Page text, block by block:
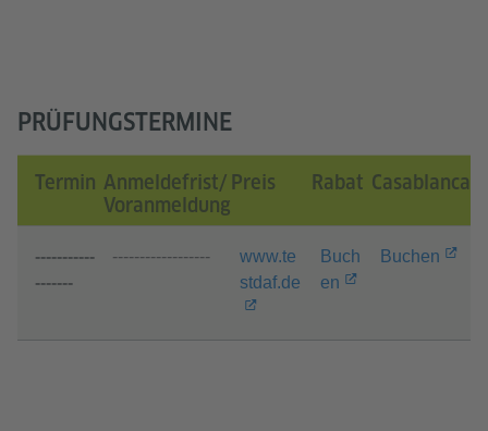
PRÜFUNGSTERMINE
Termin Anmelde­frist/
Voranmeldung
Preis Rabat Casablanca
-----------
-------
------------------
www.te
stdaf.de
Buch
en
Buchen